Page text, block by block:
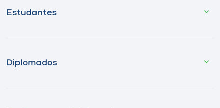
Estudantes
Diplomados